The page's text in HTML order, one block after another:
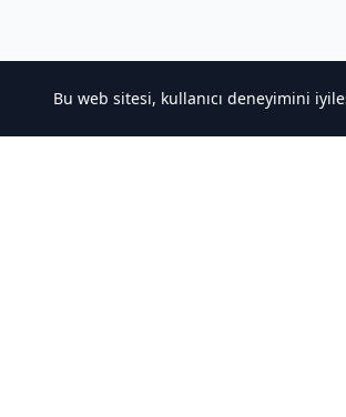
Bu web sitesi, kullanıcı deneyimini